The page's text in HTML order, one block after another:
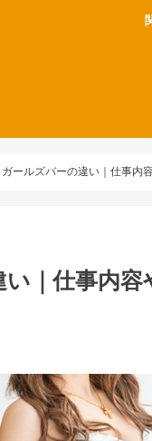
ールズバーの違い｜仕事内
｜仕事内容